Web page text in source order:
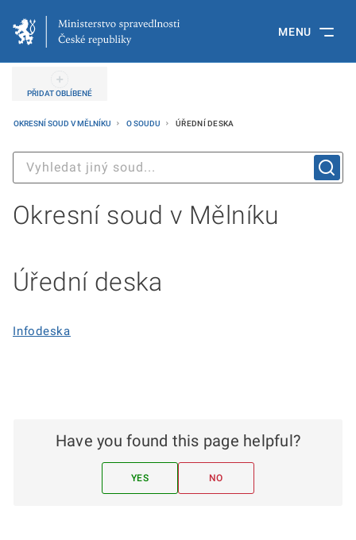
MENU
PŘIDAT OBLÍBENÉ
OKRESNÍ SOUD V MĚLNÍKU O SOUDU ÚŘEDNÍ DESKA
Okresní soud v Mělníku
Úřední deska
Infodeska
Have you found this page helpful?
YES NO